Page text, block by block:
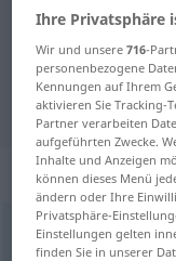
Deutsch-
für
"günstig"
günstig [ˈgʏnstɪç]
Ihre Privatsphäre
Wir und unsere716-
personenbezogene
Kennungen auf Ihrem
aktivieren Sie Tracking-
Partner verarbeiten
aufgeführten Zwecke.
Inhalte und Anzeigen
können dieses Menü
ändern oder Ihre
Privatsphäre-
Einstellungen gelten
finden Sie in unserer